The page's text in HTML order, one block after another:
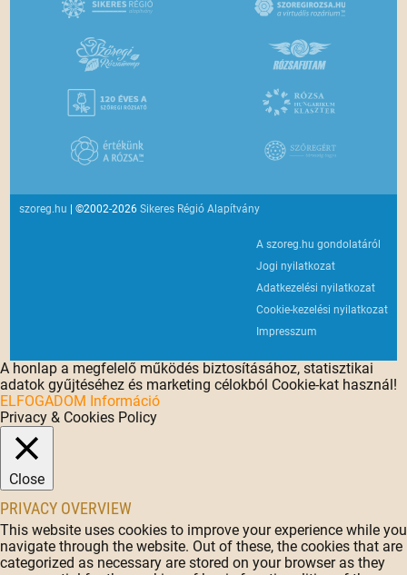
szoreg.hu | ©2002-2026Sikeres Régió Alapítvány
A szoreg.hu gondolatáról
Jogi nyilatkozat
Adatkezelési nyilatkozat
Cookie-kezelési nyilatkozat
Impresszum
A honlap a megfelelő működés biztosításához, statisztikai
adatok gyűjtéséhez és marketing célokból Cookie-kat használ!
ELFOGADOM Információ
Privacy & Cookies Policy
Close
PRIVACY OVERVIEW
This website uses cookies to improve your experience while you
navigate through the website. Out of these, the cookies that are
categorized as necessary are stored on your browser as they